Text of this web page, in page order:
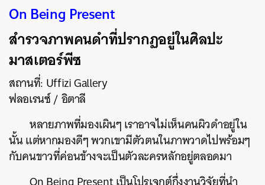
On Being Present
สำรวจภาพคนดำที่ปรากฏอยู่ในศิลปะ
มาสเตอร์พีซ
สถานที่: Uffizi Gallery
ฟลอเรนซ์ / อิตาลี
หลายภาพที่มองเผินๆ เราอาจไม่เห็นคนผิวดำอยู่ใน
นั้น แต่หากมองดีๆ พวกเขามีตัวตนในภาพวาดไปพร้อมๆ
กับคนขาวที่ค่อนข้างจะเป็นตัวละครหลักอยู่ตลอดมา